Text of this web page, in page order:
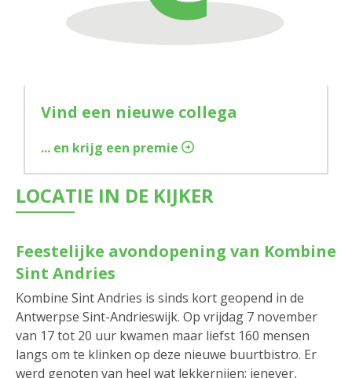
Vind een nieuwe collega
... en krijg een premie
LOCATIE IN DE KIJKER
Feestelijke avondopening van Kombine
Sint Andries
Kombine Sint Andries is sinds kort geopend in de
Antwerpse Sint-Andrieswijk. Op vrijdag 7 november
van 17 tot 20 uur kwamen maar liefst 160 mensen
langs om te klinken op deze nieuwe buurtbistro. Er
werd genoten van heel wat lekkernijen: jenever,